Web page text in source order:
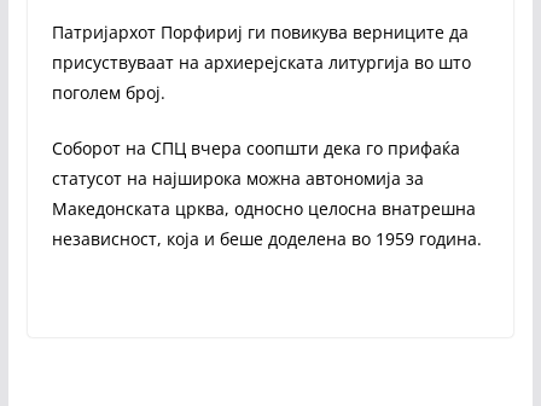
Патријархот Порфириј ги повикува верниците да
присуствуваат на архиерејската литургија во што
поголем број.
Соборот на СПЦ вчера соопшти дека го прифаќа
статусот на најширока можна автономија за
Македонската црква, односно целосна внатрешна
независност, која и беше доделена во 1959 година.